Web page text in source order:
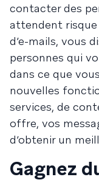
contacter des
attendent risque
d’e-mails, vous
personnes qui
dans ce que
nouvelles
services, de
offre, vos
d’obtenir un
Gagnez